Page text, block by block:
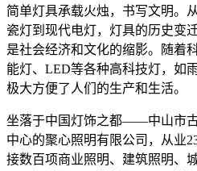
简单灯具承载火烛，书写文明。
瓷灯到现代电灯，灯具的历史变
是社会经济和文化的缩影。随着
能灯、LED等各种高科技灯，如
极大方便了人们的生产和生活。
坐落于中国灯饰之都——中山市
中心的聚心照明有限公司，从业
接数百项商业照明、建筑照明、